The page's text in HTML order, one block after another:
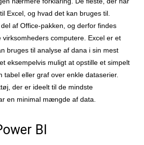
Excel, og hvad det kan bruges til.
af Office-pakken, og derfor findes
computere. Excel er et
bruges til analyse af dana i sin mest
eksempelvis muligt at opstille et simpelt
tabel eller graf over enkle dataserier.
der er ideelt til de mindste
en minimal mængde af data.
BI